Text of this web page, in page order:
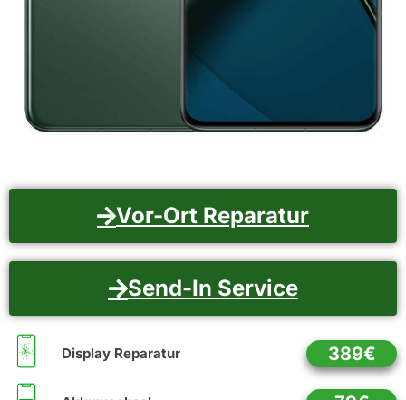
Vor-Ort Reparatur
Send-In Service
Display Reparatur 389€